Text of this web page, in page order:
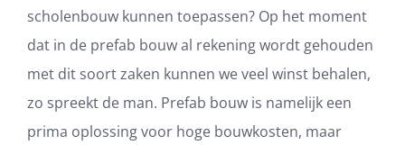
scholenbouw kunnen toepassen? Op het moment
dat in de prefab bouw al rekening wordt gehouden
met dit soort zaken kunnen we veel winst behalen,
zo spreekt de man. Prefab bouw is namelijk een
prima oplossing voor hoge bouwkosten, maar